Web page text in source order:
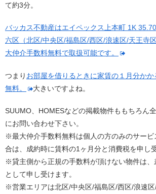
て約3分。
バッカス不動産はエイペックス上本町 1K
六区（北区/中央区/福島区/西区/浪速区/天王寺
大仲介手数料無料で取扱可能です。
つまり お部屋を借りるときに家賃の１月分か
無料。
大きいですよね。
SUUMO、HOMESなどの掲載物件ももちろん
にお問い合わせ下さい。
※最大仲介手数料無料は個人の方のみのサー
合は、成約時に賃料の1ヶ月分と消費税を申し
※貸主側から正規の手数料が頂けない物件は
として申し受けます。
※営業エリアは北区/中央区/福島区/西区/浪速